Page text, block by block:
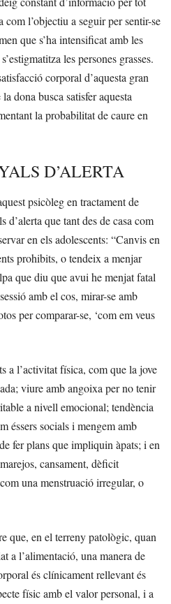
l’objectiu a seguir per sentir-se
que s’ha intensificat amb les
les persones grasses.
corporal d’aquesta gran
dona busca satisfer aquesta
la probabilitat de caure en
D’ALERTA
psicòleg en tractament de
d’alerta que tant des de casa com
en els adolescents: “Canvis en
prohibits, o tendeix a menjar
que diu que avui he menjat fatal
amb el cos, mirar-se amb
per comparar-se, ‘com em veus
a l’activitat física, com que la jove
viure amb angoixa per no tenir
a nivell emocional; tendència
éssers socials i mengem amb
fer plans que impliquin àpats; i en
cansament, dèficit
una menstruació irregular, o
que, en el terreny patològic, quan
a l’alimentació, una manera de
és clínicament rellevant és
físic amb el valor personal, i a